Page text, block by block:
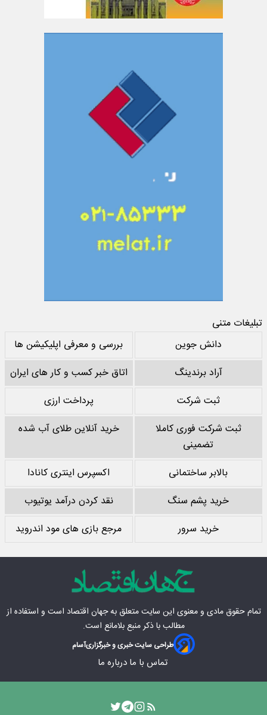
تبلیغات متنی
دانش جوین
بررسی و معرفی اپلیکیشن ها
آراد برندینگ
اتاق خبر کسب و کار های ایران
ثبت شرکت
پرداخت ارزی
ثبت شرکت فوری کاملا
تضمینی
خرید آنلاین طلای آب شده
بالابر ساختمانی
اکسپرس اینتری کانادا
خرید پشم سنگ
نقد کردن درآمد یوتیوب
خرید سرور
مرجع بازی های مود اندروید
تمام حقوق مادی‌ و معنوی این سایت متعلق بهجهان اقتصاد است و استفاده از
مطالب با ذکر منبع بلامانع است.
طراحی سایت خبری و خبرگزاریآسام
تماس با ما درباره ما